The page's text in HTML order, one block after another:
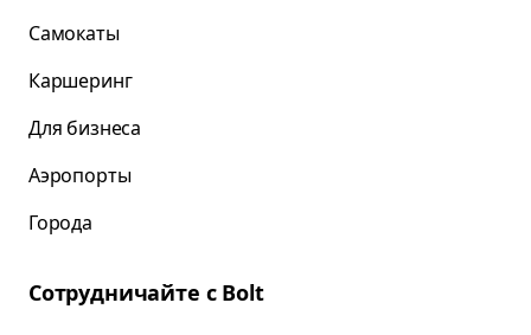
Самокаты
Каршеринг
Для бизнеса
Аэропорты
Города
Сотрудничайте с Bolt